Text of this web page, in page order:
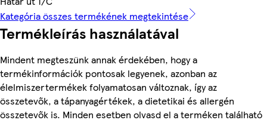
Kategória összes termékének megtekintése
Termékleírás használatával
Mindent megteszünk annak érdekében, hogy a
termékinformációk pontosak legyenek, azonban az
élelmiszertermékek folyamatosan változnak, így az
összetevők, a tápanyagértékek, a dietetikai és allergén
összetevők is. Minden esetben olvasd el a terméken található